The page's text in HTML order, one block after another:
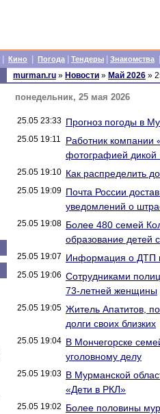
Кино Погода Тендеры Знакомства
murman.ru » Новости » Май 2026 »
понедельник, 25 мая 2026
25.05 23:33 Прогноз погоды в
25.05 19:11
Работник компании
фотографией дикой
25.05 19:10 Как распределить
25.05 19:09 Почта России
уведомлений о
25.05 19:08 Более 480 семей
образование детей
25.05 19:07 Информация о ДТП
25.05 19:06 Сотрудниками
73-летней женщины
25.05 19:05 Житель Апатитов,
долги своих близких
25.05 19:04 В Мончегорске
уголовному делу
25.05 19:03 В Мурманской
«Дети в РКЛ»
25.05 19:02 Более половины